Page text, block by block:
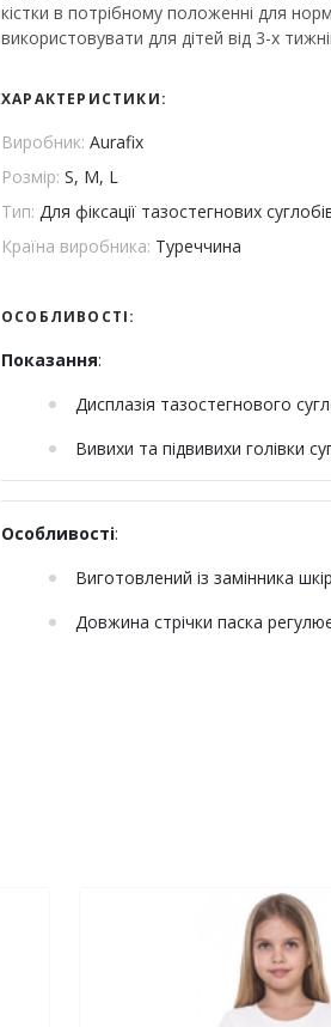
кістки в потрібному положенні для
використовувати для дітей від 3-х
ХАРАКТЕРИСТИКИ:
Виробник: Aurafix
Розмір: S, M, L
Тип: Для фіксації тазостегнових
Країна виробника: Туреччина
ОСОБЛИВОСТІ:
Показання:
Дисплазія тазостегнового
Вивихи та підвивихи голівки
Особливості:
Виготовлений із замінника
Довжина стрічки паска